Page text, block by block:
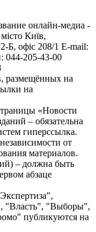
онлайн-медиа -
Київ,
офіс 208/1 E-mail:
044-205-43-00
размещённых на
на
«Новости
– обязательна
гиперссылка.
от
материалов.
– должна быть
абзаце
"Власть", "Выборы",
публикуются на